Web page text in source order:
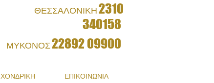
ΘΕΣΣΑΛΟΝΙΚΗ2310
340158
ΜΥΚΟΝΟΣ22892 09900
ΧΟΝΔΡΙΚΗ ΕΠΙΚΟΙΝΩΝΙΑ